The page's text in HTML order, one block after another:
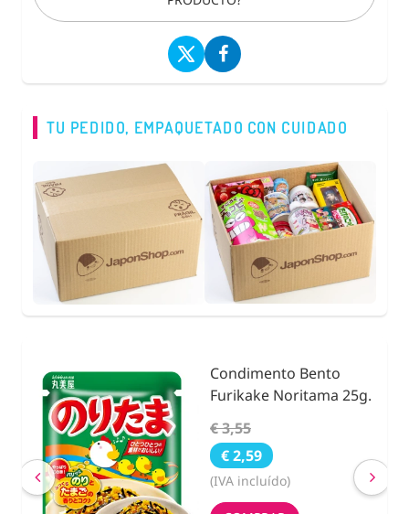
TU PEDIDO, EMPAQUETADO CON CUIDADO
Condimento Bento
Furikake Noritama 25g.
€ 3,55
€ 2,59
(IVA incluído)